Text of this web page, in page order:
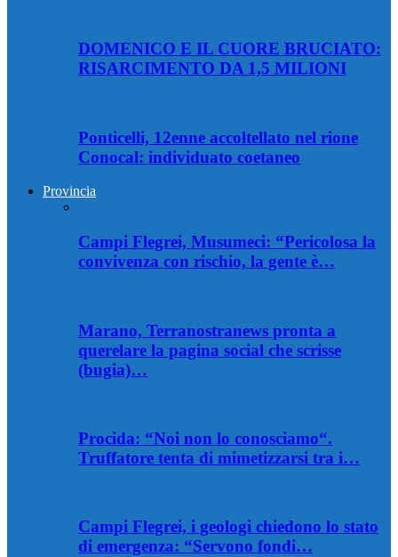
DOMENICO E IL CUORE BRUCIATO:
RISARCIMENTO DA 1,5 MILIONI
Ponticelli, 12enne accoltellato nel rione
Conocal: individuato coetaneo
Provincia
Campi Flegrei, Musumeci: “Pericolosa la
convivenza con rischio, la gente è…
Marano, Terranostranews pronta a
querelare la pagina social che scrisse
(bugia)…
Procida: “Noi non lo conosciamo“.
Truffatore tenta di mimetizzarsi tra i…
Campi Flegrei, i geologi chiedono lo stato
di emergenza: “Servono fondi…